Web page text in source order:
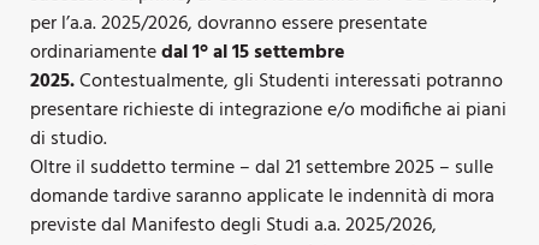
per l’a.a. 2025/2026, dovranno essere presentate
ordinariamentedal 1°al 15 settembre
2025.Contestualmente, gli Studenti interessati potranno
presentare richieste di integrazione e/o modifiche ai piani
di studio.
Oltre il suddetto termine – dal 21 settembre 2025 – sulle
domande tardive saranno applicate le indennità di mora
previste dal Manifesto degli Studi a.a. 2025/2026,